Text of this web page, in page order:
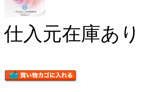
仕入元在庫あり